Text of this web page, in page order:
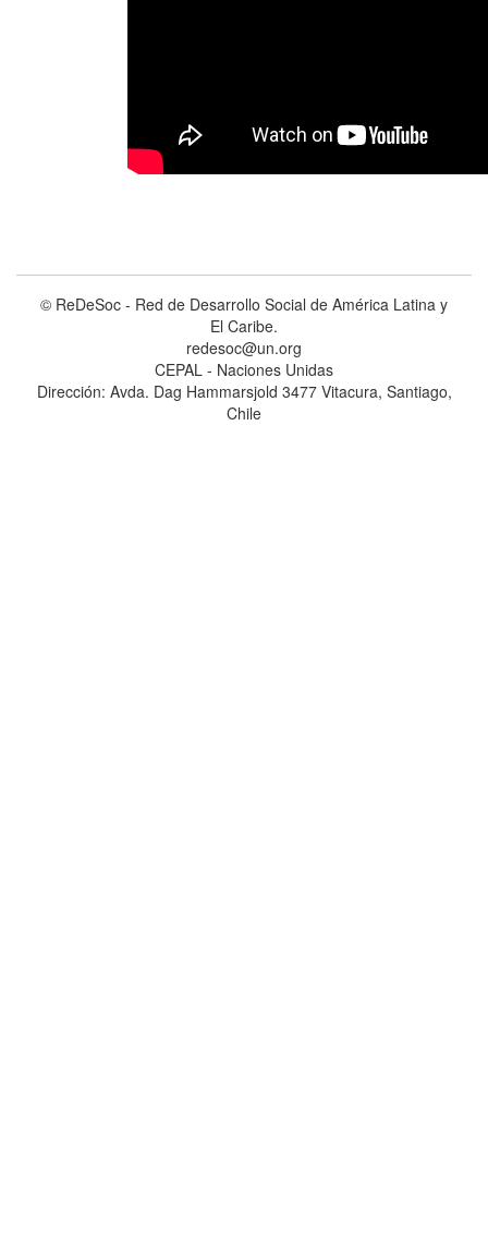
© ReDeSoc - Red de Desarrollo Social de América Latina y
El Caribe.
redesoc@un.org
CEPAL - Naciones Unidas
Dirección: Avda. Dag Hammarsjold 3477 Vitacura, Santiago,
Chile